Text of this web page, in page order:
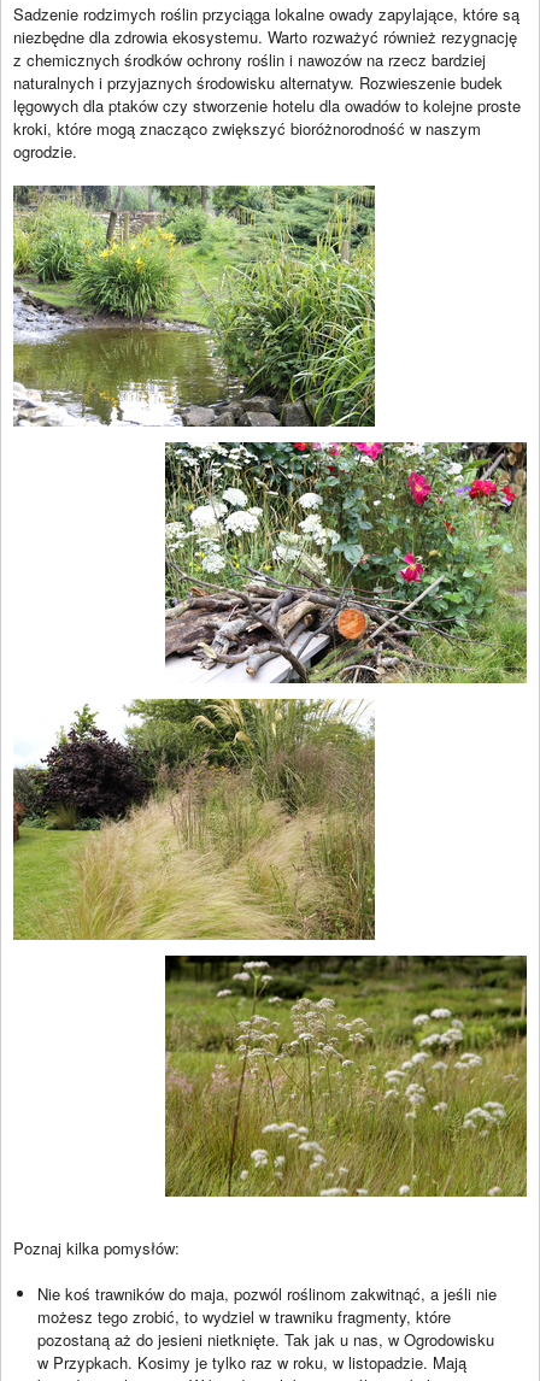
Sadzenie rodzimych roślin przyciąga lokalne owady zapylające, które są
niezbędne dla zdrowia ekosystemu. Warto rozważyć również rezygnację
z chemicznych środków ochrony roślin i nawozów na rzecz bardziej
naturalnych i przyjaznych środowisku alternatyw. Rozwieszenie budek
lęgowych dla ptaków czy stworzenie hotelu dla owadów to kolejne proste
kroki, które mogą znacząco zwiększyć bioróżnorodność w naszym
ogrodzie.
Poznaj kilka pomysłów:
Nie koś trawników do maja, pozwól roślinom zakwitnąć, a jeśli nie
możesz tego zrobić, to wydziel w trawniku fragmenty, które
pozostaną aż do jesieni nietknięte. Tak jak u nas, w Ogrodowisku
w Przypkach. Kosimy je tylko raz w roku, w listopadzie. Mają